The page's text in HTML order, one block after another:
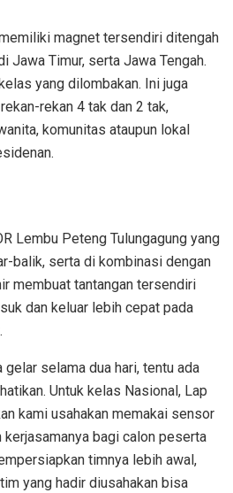
magnet tersendiri ditengah
Jawa Timur, serta Jawa Tengah.
yang dilombakan. Ini juga
rekan 4 tak dan 2 tak,
komunitas ataupun lokal
Lembu Peteng Tulungagung yang
balik, serta di kombinasi dengan
membuat tantangan tersendiri
dan keluar lebih cepat pada
gelar selama dua hari, tentu ada
Untuk kelas Nasional, Lap
kami usahakan memakai sensor
bagi calon peserta
timnya lebih awal,
yang hadir diusahakan bisa